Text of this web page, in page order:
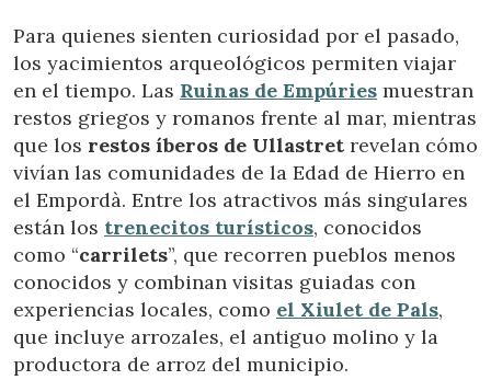
Para quienes sienten curiosidad por el pasado,
los yacimientos arqueológicos permiten viajar
en el tiempo. Las Ruinas de Empúries muestran
restos griegos y romanos frente al mar, mientras
que los restos íberos de Ullastret revelan cómo
vivían las comunidades de la Edad de Hierro en
el Empordà. Entre los atractivos más singulares
están los trenecitos turísticos, conocidos
como “carrilets”, que recorren pueblos menos
conocidos y combinan visitas guiadas con
experiencias locales, como el Xiulet de Pals,
que incluye arrozales, el antiguo molino y la
productora de arroz del municipio.
Enregistrer les paramètres Tout accepter